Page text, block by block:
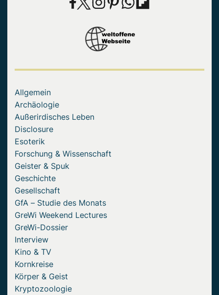
Allgemein
Archäologie
Außerirdisches Leben
Disclosure
Esoterik
Forschung & Wissenschaft
Geister & Spuk
Geschichte
Gesellschaft
GfA – Studie des Monats
GreWi Weekend Lectures
GreWi-Dossier
Interview
Kino & TV
Kornkreise
Körper & Geist
Kryptozoologie